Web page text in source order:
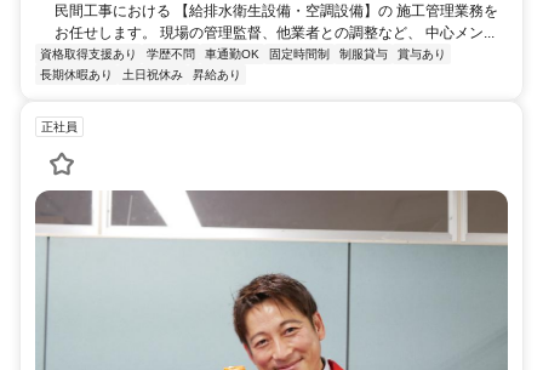
民間工事における 【給排水衛生設備・空調設備】の 施工管理業務を
お任せします。 現場の管理監督、他業者との調整など、 中心メン...
資格取得支援あり 学歴不問 車通勤OK 固定時間制 制服貸与
賞与あり
長期休暇あり
土日祝休み 昇給あり
正社員